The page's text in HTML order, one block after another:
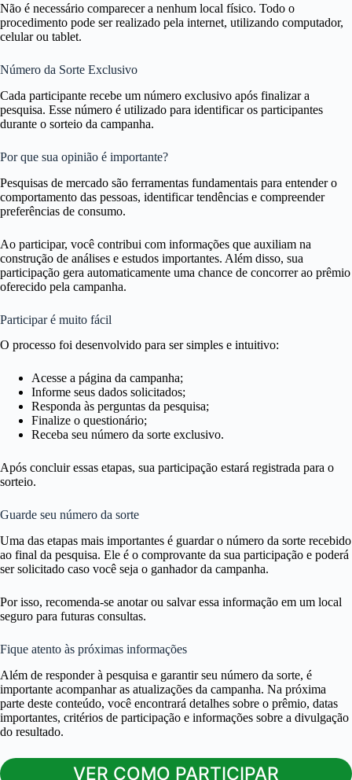
Não é necessário comparecer a nenhum local físico. Todo o
procedimento pode ser realizado pela internet, utilizando computador,
celular ou tablet.
Número da Sorte Exclusivo
Cada participante recebe um número exclusivo após finalizar a
pesquisa. Esse número é utilizado para identificar os participantes
durante o sorteio da campanha.
Por que sua opinião é importante?
Pesquisas de mercado são ferramentas fundamentais para entender o
comportamento das pessoas, identificar tendências e compreender
preferências de consumo.
Ao participar, você contribui com informações que auxiliam na
construção de análises e estudos importantes. Além disso, sua
participação gera automaticamente uma chance de concorrer ao prêmio
oferecido pela campanha.
Participar é muito fácil
O processo foi desenvolvido para ser simples e intuitivo:
Acesse a página da campanha;
Informe seus dados solicitados;
Responda às perguntas da pesquisa;
Finalize o questionário;
Receba seu número da sorte exclusivo.
Após concluir essas etapas, sua participação estará registrada para o
sorteio.
Guarde seu número da sorte
Uma das etapas mais importantes é guardar o número da sorte recebido
ao final da pesquisa. Ele é o comprovante da sua participação e poderá
ser solicitado caso você seja o ganhador da campanha.
Por isso, recomenda-se anotar ou salvar essa informação em um local
seguro para futuras consultas.
Fique atento às próximas informações
Além de responder à pesquisa e garantir seu número da sorte, é
importante acompanhar as atualizações da campanha. Na próxima
parte deste conteúdo, você encontrará detalhes sobre o prêmio, datas
importantes, critérios de participação e informações sobre a divulgação
do resultado.
VER COMO PARTICIPAR